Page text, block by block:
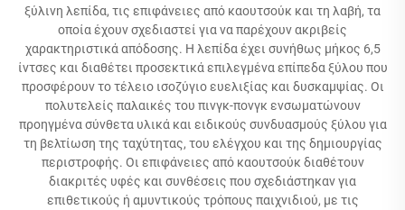
ξύλινη λεπίδα, τις επιφάνειες από καουτσούκ και τη λαβή, τα
οποία έχουν σχεδιαστεί για να παρέχουν ακριβείς
χαρακτηριστικά απόδοσης. Η λεπίδα έχει συνήθως μήκος 6,5
ίντσες και διαθέτει προσεκτικά επιλεγμένα επίπεδα ξύλου που
προσφέρουν το τέλειο ισοζύγιο ευελιξίας και δυσκαμψίας. Οι
πολυτελείς παλαικές του πινγκ-πονγκ ενσωματώνουν
προηγμένα σύνθετα υλικά και ειδικούς συνδυασμούς ξύλου για
τη βελτίωση της ταχύτητας, του ελέγχου και της δημιουργίας
περιστροφής. Οι επιφάνειες από καουτσούκ διαθέτουν
διακριτές υφές και συνθέσεις που σχεδιάστηκαν για
επιθετικούς ή αμυντικούς τρόπους παιχνιδιού, με τις